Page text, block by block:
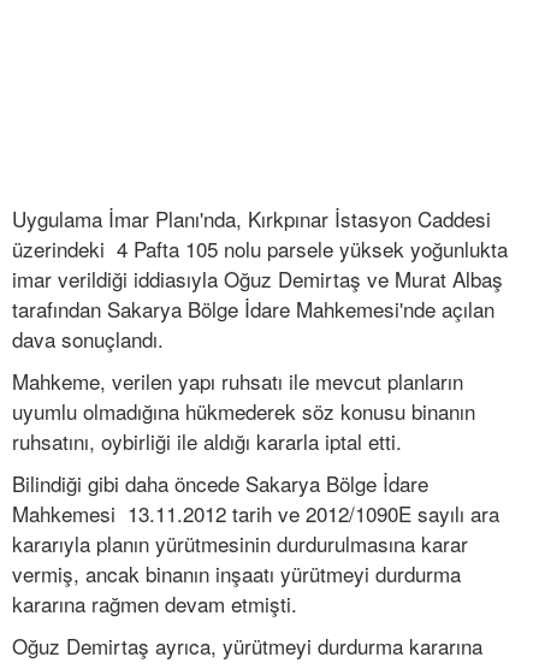
Uygulama İmar Planı'nda, Kırkpınar İstasyon Caddesi
üzerindeki 4 Pafta 105 nolu parsele yüksek yoğunlukta
imar verildiği iddiasıyla Oğuz Demirtaş ve Murat Albaş
tarafından Sakarya Bölge İdare Mahkemesi'nde açılan
dava sonuçlandı.
Mahkeme, verilen yapı ruhsatı ile mevcut planların
uyumlu olmadığına hükmederek söz konusu binanın
ruhsatını, oybirliği ile aldığı kararla iptal etti.
Bilindiği gibi daha öncede Sakarya Bölge İdare
Mahkemesi 13.11.2012 tarih ve 2012/1090E sayılı ara
kararıyla planın yürütmesinin durdurulmasına karar
vermiş, ancak binanın inşaatı yürütmeyi durdurma
kararına rağmen devam etmişti.
Oğuz Demirtaş ayrıca, yürütmeyi durdurma kararına